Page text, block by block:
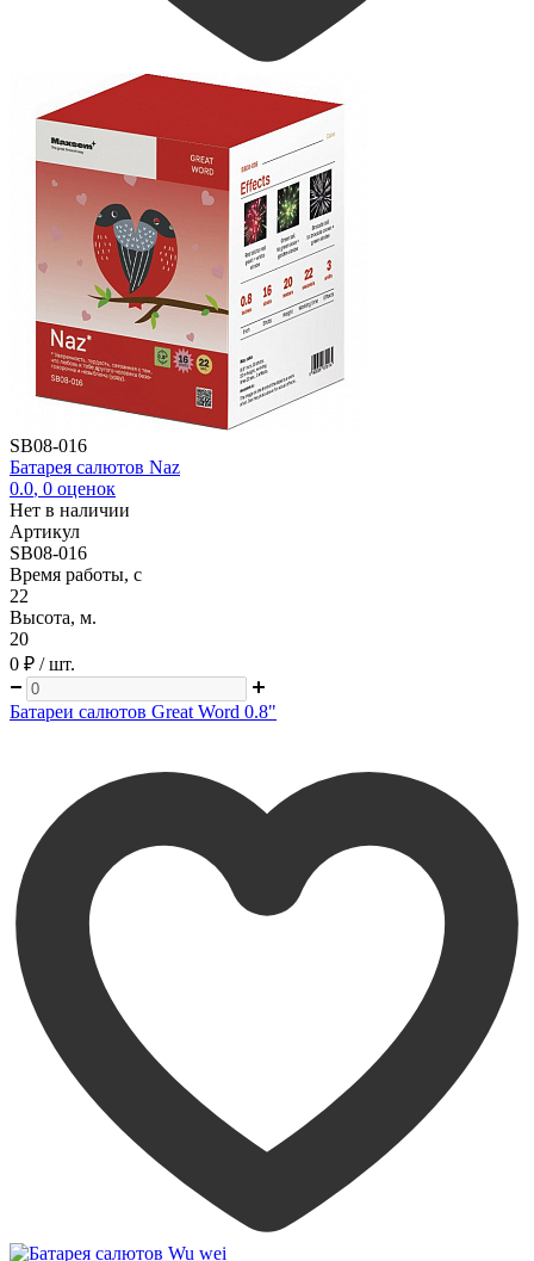
SB08-016
Батарея салютов Naz
0.0, 0 оценок
Нет в наличии
Артикул
SB08-016
Время работы, с
22
Высота, м.
20
0 ₽ / шт.
Батареи салютов Great Word 0.8"